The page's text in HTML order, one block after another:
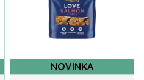
NOVINKA